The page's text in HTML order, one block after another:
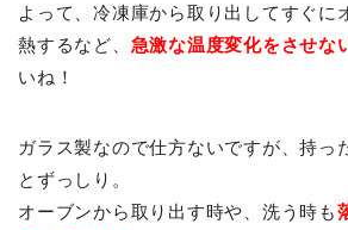
よって、冷凍庫から取り出してすぐに
熱するなど、 急激な温度変化をさせな
いね！
ガラス製なので仕方ないですが、持っ
とずっしり。
オーブンから取り出す時や、洗う時も